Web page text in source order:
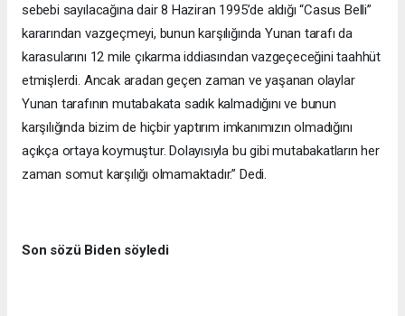
sebebi sayılacağına dair 8 Haziran 1995’de aldığı “Casus Belli”
kararından vazgeçmeyi, bunun karşılığında Yunan tarafı da
karasularını 12 mile çıkarma iddiasından vazgeçeceğini taahhüt
etmişlerdi. Ancak aradan geçen zaman ve yaşanan olaylar
Yunan tarafının mutabakata sadık kalmadığını ve bunun
karşılığında bizim de hiçbir yaptırım imkanımızın olmadığını
açıkça ortaya koymuştur. Dolayısıyla bu gibi mutabakatların her
zaman somut karşılığı olmamaktadır.” Dedi.
Son sözü Biden söyledi